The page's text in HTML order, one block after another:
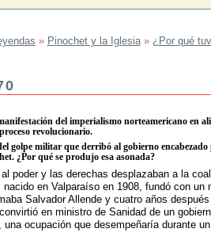
» Pinochet y la Iglesia» ¿Por qué
del imperialismo norteamericano en
revolucionario.
golpe militar que derribó al gobierno
¿Por qué se produjo esa asonada?
poder y las derechas desplazaban a la
en Valparaíso en 1908, fundó con un
Salvador Allende y cuatro años
en ministro de Sanidad de un
ocupación que desempeñaría durante